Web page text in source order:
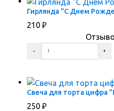
Гирлянда "С Днем
210 ₽
Свеча для торта цифра
250 ₽